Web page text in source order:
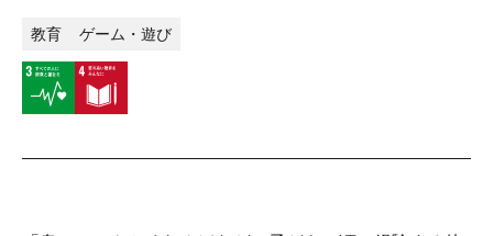
教育 ゲーム・遊び